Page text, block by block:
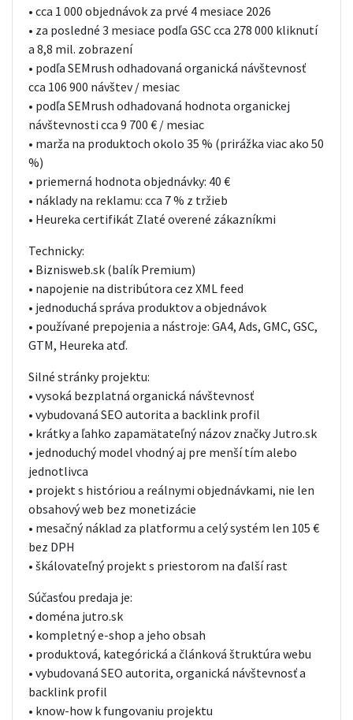
• cca 1 000 objednávok za prvé 4 mesiace 2026
• za posledné 3 mesiace podľa GSC cca 278 000 kliknutí
a 8,8 mil. zobrazení
• podľa SEMrush odhadovaná organická návštevnosť
cca 106 900 návštev / mesiac
• podľa SEMrush odhadovaná hodnota organickej
návštevnosti cca 9 700 € / mesiac
• marža na produktoch okolo 35 % (prirážka viac ako 50
%)
• priemerná hodnota objednávky: 40 €
• náklady na reklamu: cca 7 % z tržieb
• Heureka certifikát Zlaté overené zákazníkmi
Technicky:
• Biznisweb.sk (balík Premium)
• napojenie na distribútora cez XML feed
• jednoduchá správa produktov a objednávok
• používané prepojenia a nástroje: GA4, Ads, GMC, GSC,
GTM, Heureka atď.
Silné stránky projektu:
• vysoká bezplatná organická návštevnosť
• vybudovaná SEO autorita a backlink profil
• krátky a ľahko zapamätateľný názov značky Jutro.sk
• jednoduchý model vhodný aj pre menší tím alebo
jednotlivca
• projekt s históriou a reálnymi objednávkami, nie len
obsahový web bez monetizácie
• mesačný náklad za platformu a celý systém len 105 €
bez DPH
• škálovateľný projekt s priestorom na ďalší rast
Súčasťou predaja je:
• doména jutro.sk
• kompletný e-shop a jeho obsah
• produktová, kategórická a článková štruktúra webu
• vybudovaná SEO autorita, organická návštevnosť a
backlink profil
• know-how k fungovaniu projektu